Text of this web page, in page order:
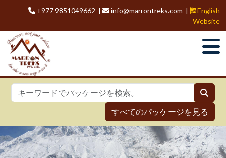
+977 9851049662 | info@marrontreks.com |
English
Website
すべてのパッケージを見る